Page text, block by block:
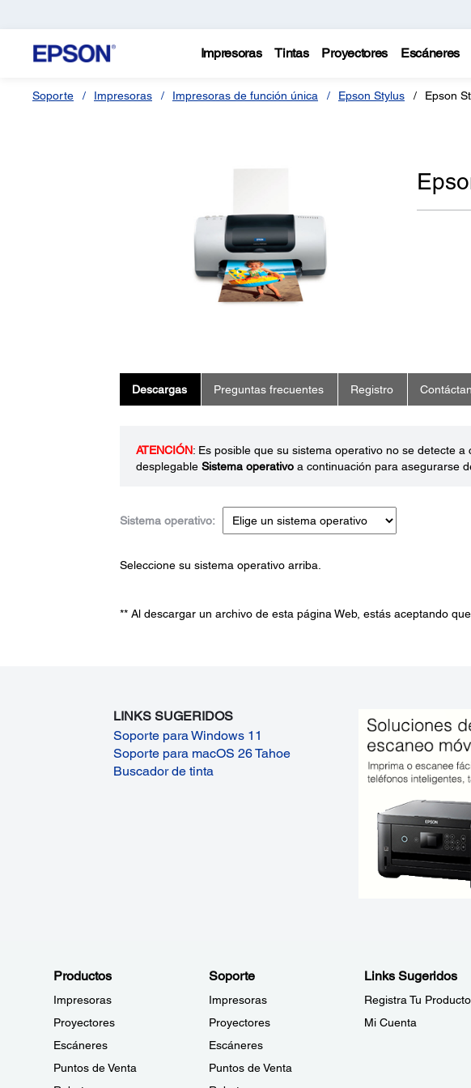
Impresoras Tintas Proyectores Escáneres
Soporte Impresoras Impresoras de función única Epson Stylus Epson
Descargas Preguntas frecuentes Registro
ATENCIÓN: Es posible que su sistema operativo no se detecte
desplegable Sistema operativoa continuación para asegurarse
Sistema operativo:
Seleccione su sistema operativo arriba.
** Al descargar un archivo de esta página Web, estás aceptando
LINKS SUGERIDOS
Soporte para Windows 11
Soporte para macOS 26 Tahoe
Buscador de tinta
Productos
Impresoras
Proyectores
Escáneres
Puntos de Venta
Soporte
Impresoras
Proyectores
Escáneres
Puntos de Venta
Links Sugeridos
Registra Tu Producto
Mi Cuenta